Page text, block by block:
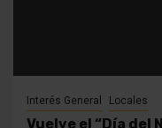
Interés General Locales
Vuelve el “Día del